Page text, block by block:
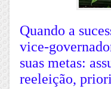
Quando a
vice-
suas metas:
reeleição,